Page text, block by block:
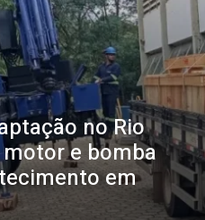
no Rio
e bomba
em